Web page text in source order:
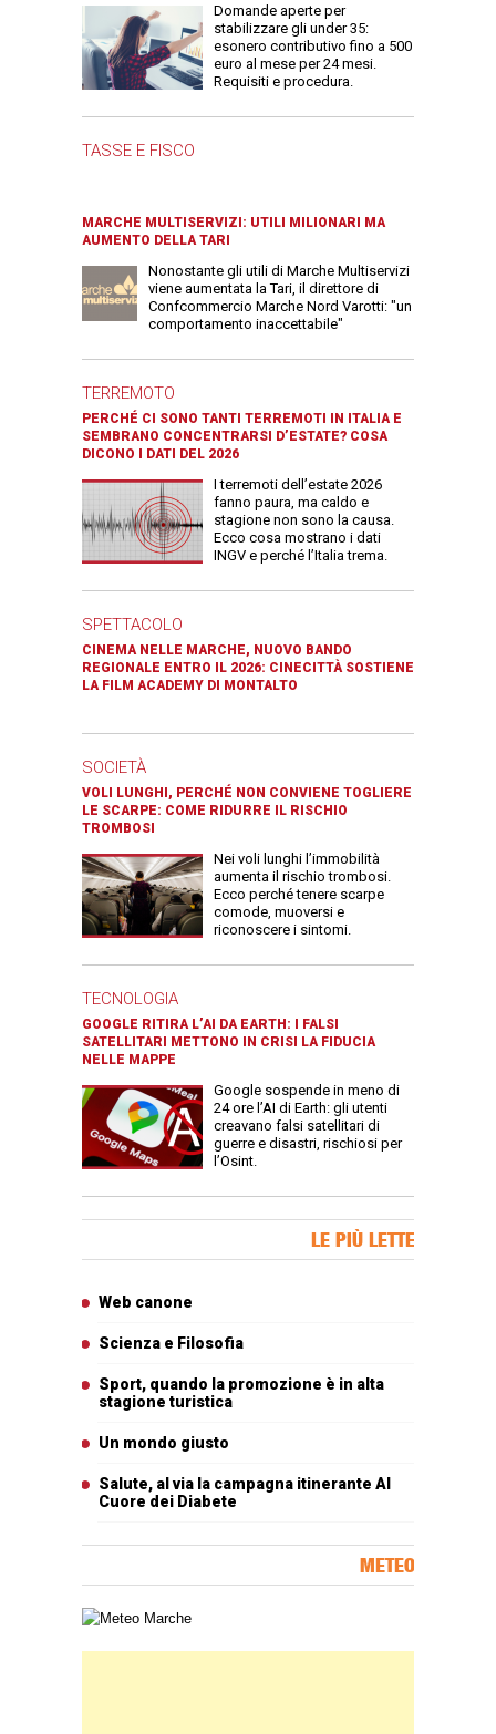
Domande aperte per
stabilizzare gli under 35:
esonero contributivo fino a 500
euro al mese per 24 mesi.
Requisiti e procedura.
TASSE E FISCO
MARCHE MULTISERVIZI: UTILI MILIONARI MA
AUMENTO DELLA TARI
Nonostante gli utili di Marche Multiservizi
viene aumentata la Tari, il direttore di
Confcommercio Marche Nord Varotti: "un
comportamento inaccettabile"
TERREMOTO
PERCHÉ CI SONO TANTI TERREMOTI IN ITALIA E
SEMBRANO CONCENTRARSI D’ESTATE? COSA
DICONO I DATI DEL 2026
I terremoti dell’estate 2026
fanno paura, ma caldo e
stagione non sono la causa.
Ecco cosa mostrano i dati
INGV e perché l’Italia trema.
SPETTACOLO
CINEMA NELLE MARCHE, NUOVO BANDO
REGIONALE ENTRO IL 2026: CINECITTÀ SOSTIENE
LA FILM ACADEMY DI MONTALTO
SOCIETÀ
VOLI LUNGHI, PERCHÉ NON CONVIENE TOGLIERE
LE SCARPE: COME RIDURRE IL RISCHIO
TROMBOSI
Nei voli lunghi l’immobilità
aumenta il rischio trombosi.
Ecco perché tenere scarpe
comode, muoversi e
riconoscere i sintomi.
TECNOLOGIA
GOOGLE RITIRA L’AI DA EARTH: I FALSI
SATELLITARI METTONO IN CRISI LA FIDUCIA
NELLE MAPPE
Google sospende in meno di
24 ore l’AI di Earth: gli utenti
creavano falsi satellitari di
guerre e disastri, rischiosi per
l’Osint.
LE PIÙ LETTE
Web canone
Scienza e Filosofia
Sport, quando la promozione è in alta
stagione turistica
Un mondo giusto
Salute, al via la campagna itinerante Al
Cuore dei Diabete
METEO
Carta meteorologica delle Marche